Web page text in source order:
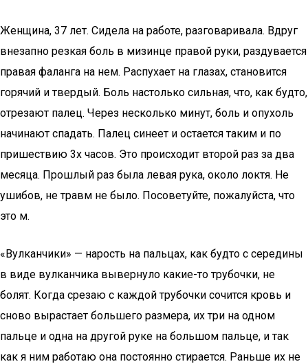
Женщина, 37 лет. Сидела на работе, разговаривала. Вдруг
внезапно резкая боль в мизинце правой руки, раздувается
правая фаланга на нем. Распухает на глазах, становится
горячий и твердый. Боль настолько сильная, что, как будто,
отрезают палец. Через несколько минут, боль и опухоль
начинают спадать. Палец синеет и остается таким и по
пришествию 3х часов. Это происходит второй раз за два
месяца. Прошлый раз была левая рука, около локтя. Не
ушибов, не травм не было. Посоветуйте, пожалуйста, что
это м.
«Вулканчики» — нарость на пальцах, как будто с середины
в виде вулканчика вывернуло какие-то трубочки, не
болят. Когда срезаю с каждой трубочки сочится кровь и
сново вырастает большего размера, их три на одном
пальце и одна на другой руке на большом пальце, и так
как я ним работаю она постоянно стирается. Раньше их не